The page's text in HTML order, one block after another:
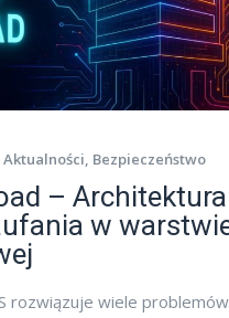
Aktualności, Bezpieczeństwo
– Architektura
w
rozwiązuje wiele